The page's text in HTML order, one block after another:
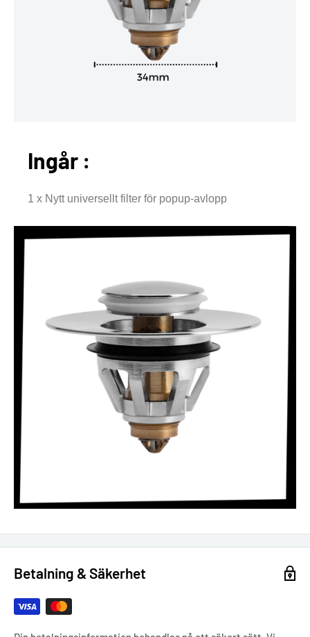
Ingår :
1 x Nytt universellt filter för popup-avlopp
Betalning & Säkerhet